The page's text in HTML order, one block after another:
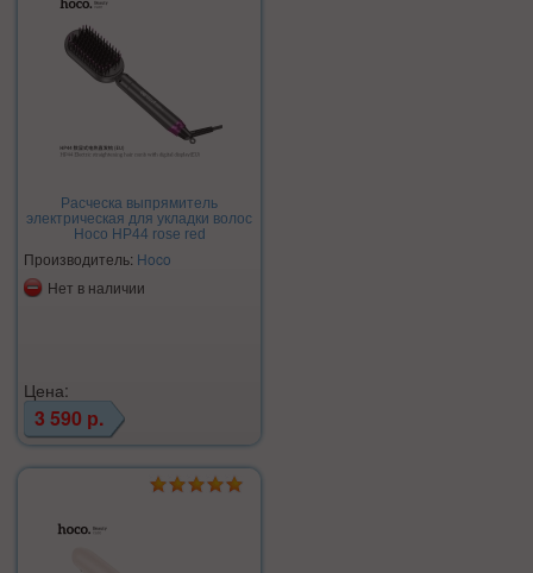
Расческа выпрямитель
электрическая для укладки волос
Hoco HP44 rose red
Производитель: Hoco
Нет в наличии
Цена:
3 590 р.